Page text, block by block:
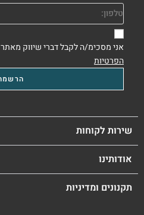
אני מסכימ/ה לקבל דברי שיווק מאתר iBags בהתאם
הפרטיות
שירות לקוחות
אודותינו
תקנונים ומדיניות